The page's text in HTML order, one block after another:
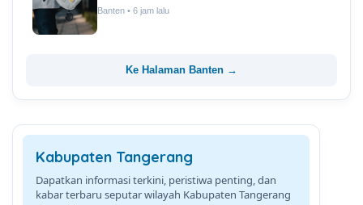
Banten • 6 jam lalu
Ke Halaman Banten →
Kabupaten Tangerang
Dapatkan informasi terkini, peristiwa penting, dan
kabar terbaru seputar wilayah Kabupaten Tangerang